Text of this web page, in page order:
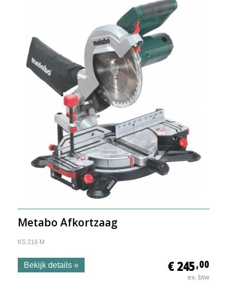
Metabo Afkortzaag
KS 216 M
€ 245,00
ex. btw
Bekijk details »